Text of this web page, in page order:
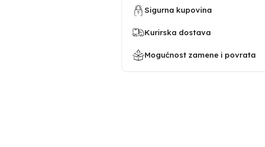
Sigurna kupovina
Kurirska dostava
Mogućnost zamene i povrata